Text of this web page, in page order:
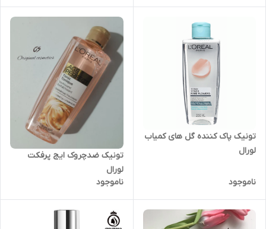
تونیک پاک کننده گل های کمیاب
لورال
ناموجود
تونیک ضدچروک ایج پرفکت
لورال
ناموجود